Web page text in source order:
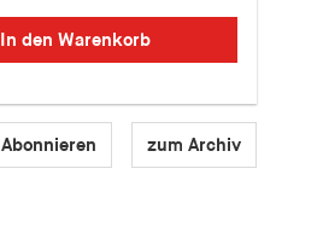
In den Warenkorb
Abonnieren zum Archiv